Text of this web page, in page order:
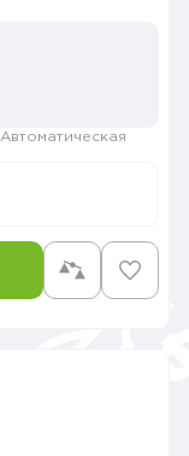
Автоматическая